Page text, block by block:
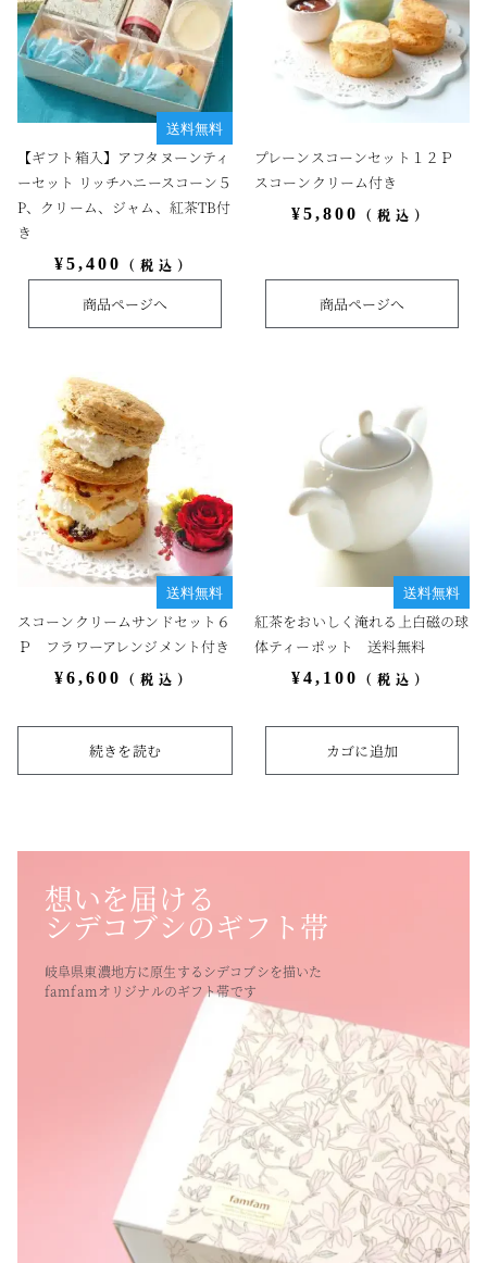
送料無料
【ギフト箱入】アフタヌーンティ
ーセット リッチハニースコーン５
P、クリーム、ジャム、紅茶TB付
き
¥5,400 （税込）
商品ページへ
プレーンスコーンセット１２Ｐ
スコーンクリーム付き
¥5,800 （税込）
商品ページへ
送料無料
スコーンクリームサンドセット６
Ｐ フラワーアレンジメント付き
¥6,600 （税込）
続きを読む
送料無料
紅茶をおいしく淹れる上白磁の球
体ティーポット 送料無料
¥4,100 （税込）
カゴに追加
想いを届ける
シデコブシのギフト帯
岐阜県東濃地方に原生するシデコブシを描いた
famfamオリジナルのギフト帯です